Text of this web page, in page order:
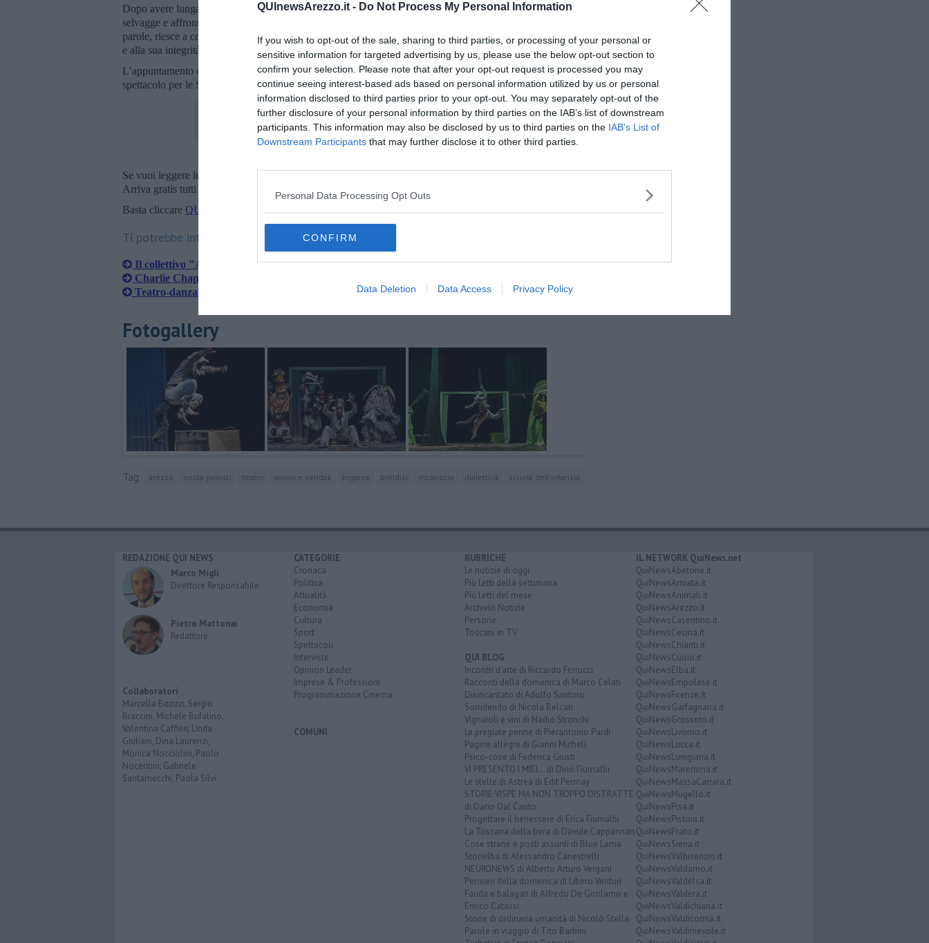
QUInewsArezzo.it - Do Not Process My Personal Information
If you wish to opt-out of the sale, sharing to third parties, or processing of your personal or
sensitive information for targeted advertising by us, please use the below opt-out section to
confirm your selection. Please note that after your opt-out request is processed you may
continue seeing interest-based ads based on personal information utilized by us or personal
information disclosed to third parties prior to your opt-out. You may separately opt-out of the
further disclosure of your personal information by third parties on the IAB’s list of downstream
participants. This information may also be disclosed by us to third parties on the IAB’s List of
Downstream Participants that may further disclose it to other third parties.
Personal Data Processing Opt Outs
CONFIRM
Data Deletion Data Access Privacy Policy
Dopo avere lungamente ‘navigato’ nella sua mente, Max raggiunge un’isola abitata da strane creature
selvagge e affronta quei “mostri” fissandoli dritto nei loro occhi gialli. Usando la dialettica del corpo e delle
parole, riesce a convincere quelle creature a non mangiarlo e, una volta confermato il suo diritto ad esistere
e alla sua integrità, riesce a farsi proclamare
Re della Terra delle creature selvagge
L’appuntamento con Sendak al Teatro Mecenate si estenderà anche lunedì 27 marzo con due repliche dello
spettacolo per le Scuole dell’Infanzia e Scuole Primarie, in occasione della Giornata Mondiale del Teatro.
Se vuoi leggere le notizie principali della Toscana iscriviti alla
Arriva gratis tutti i giorni alle 20:00 direttamente nella tua casella di posta.
Basta cliccare QUI
Ti potrebbe interessare anche:
Il collettivo "Agostino Bontà" al Teatro Mecenate
Charlie Chaplin tra danza e musica
Teatro-danza con Circhio lume
Fotogallery
Tag arezzo sosta palmizi teatro maurice sendak inglese brindisi inconscio dialettica scuola dell'infanzia
REDAZIONE QUI NEWS
Marco Migli
Direttore Responsabile
Pietro Mattonai
Redattore
Collaboratori
Marcella Bitozzi, Sergio
Braccini, Michele Bufalino,
Valentina Caffieri, Linda
Giuliani, Dina Laurenzi,
Monica Nocciolini, Paolo
Nocentini, Gabriele
Santarnecchi, Paola Silvi.
CATEGORIE
Cronaca
Politica
Attualità
Economia
Cultura
Sport
Spettacoli
Interviste
Opinion Leader
Imprese & Professioni
Programmazione Cinema
COMUNI
RUBRICHE
Le notizie di oggi
Più Letti della settimana
Più Letti del mese
Archivio Notizie
Persone
Toscani in TV
QUI BLOG
Incontri d'arte di Riccardo Ferrucci
Racconti della domenica di Marco Celati
Disincantato di Adolfo Santoro
Sorridendo di Nicola Belcari
Vignaioli e vini di Nadio Stronchi
Le pregiate penne di Pierantonio Pardi
Pagine allegre di Gianni Micheli
Psico-cose di Federica Giusti
VI PRESENTO I MIEI... di Dino Fiumalbi
Le stelle di Astrea di Edit Permay
STORIE VISPE MA NON TROPPO DISTRATTE
di Dario Dal Canto
Progettare il benessere di Erica Fiumalbi
La Toscana della birra di Davide Cappannari
Cose strane e posti assurdi di Blue Lama
Storielba di Alessandro Canestrelli
NEURONEWS di Alberto Arturo Vergani
Pensieri della domenica di Libero Venturi
Fauda e balagan di Alfredo De Girolamo e
Enrico Catassi
Storie di ordinaria umanità di Nicolò Stella
Parole in viaggio di Tito Barbini
IL NETWORK QuiNews.net
QuiNewsAbetone.it
QuiNewsAmiata.it
QuiNewsAnimali.it
QuiNewsArezzo.it
QuiNewsCasentino.it
QuiNewsCecina.it
QuiNewsChianti.it
QuiNewsCuoio.it
QuiNewsElba.it
QuiNewsEmpolese.it
QuiNewsFirenze.it
QuiNewsGarfagnana.it
QuiNewsGrosseto.it
QuiNewsLivorno.it
QuiNewsLucca.it
QuiNewsLunigiana.it
QuiNewsMaremma.it
QuiNewsMassaCarrara.it
QuiNewsMugello.it
QuiNewsPisa.it
QuiNewsPistoia.it
QuiNewsPrato.it
QuiNewsSiena.it
QuiNewsValbisenzio.it
QuiNewsValdarno.it
QuiNewsValdelsa.it
QuiNewsValdera.it
QuiNewsValdichiana.it
QuiNewsValdicornia.it
QuiNewsValdinievole.it